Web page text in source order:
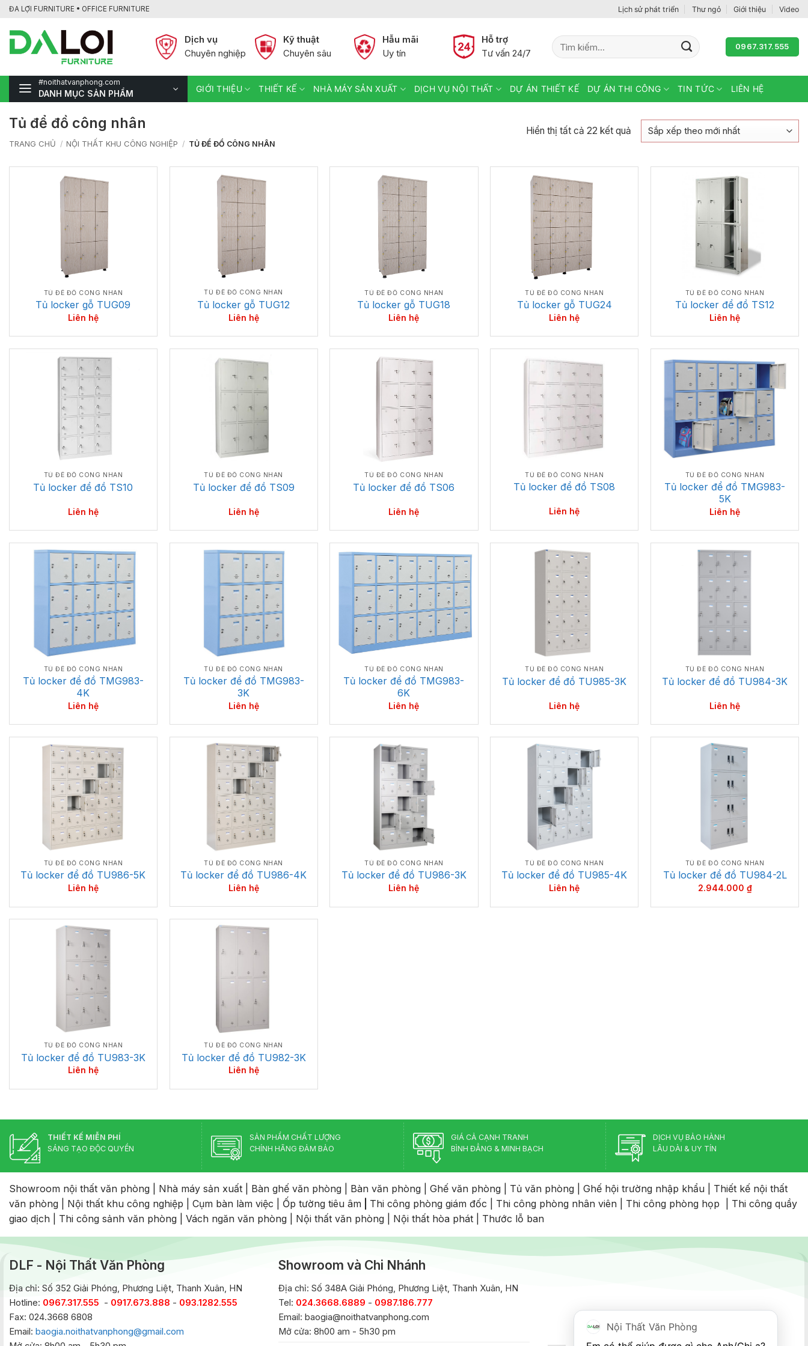
Bỏ
nội
dung
ĐA LỢI FURNITURE • OFFICE FURNITURE Lịch sử phát triển Thư ngỏ Giới thiệu Video
Dịch vụ
Chuyên nghiệp
Kỹ thuật
Chuyên sâu
Hẫu mãi
Uy tín
Hỗ trợ
Tư vấn 24/7
Tìm
kiếm:
0967.317.555
#noithatvanphong.com
DANH MỤC SẢN PHẨM GIỚI THIỆU THIẾT KẾ NHÀ MÁY SẢN XUẤT DỊCH VỤ NỘI THẤT DỰ ÁN THIẾT KẾ DỰ ÁN THI CÔNG TIN TỨC LIÊN HỆ
Tủ để đồ công nhân
TRANG CHỦ / NỘI THẤT KHU CÔNG NGHIỆP / TỦ ĐỂ ĐỒ CÔNG NHÂN
Hiển thị tất cả 22 kết quả
sắp
TỦ ĐỂ ĐỒ CÔNG NHÂN
Tủ locker gỗ TUG09
Liên hệ
TỦ ĐỂ ĐỒ CÔNG NHÂN
Tủ locker gỗ TUG12
Liên hệ
TỦ ĐỂ ĐỒ CÔNG NHÂN
Tủ locker gỗ TUG18
Liên hệ
TỦ ĐỂ ĐỒ CÔNG NHÂN
Tủ locker gỗ TUG24
Liên hệ
TỦ ĐỂ ĐỒ CÔNG NHÂN
Tủ locker để đồ TS12
Liên hệ
TỦ ĐỂ ĐỒ CÔNG NHÂN
Tủ locker để đồ TS10
Liên hệ
TỦ ĐỂ ĐỒ CÔNG NHÂN
Tủ locker để đồ TS09
Liên hệ
TỦ ĐỂ ĐỒ CÔNG NHÂN
Tủ locker để đồ TS06
Liên hệ
TỦ ĐỂ ĐỒ CÔNG NHÂN
Tủ locker để đồ TS08
Liên hệ
TỦ ĐỂ ĐỒ CÔNG NHÂN
Tủ locker để đồ TMG983-
5K
Liên hệ
TỦ ĐỂ ĐỒ CÔNG NHÂN
Tủ locker để đồ TMG983-
4K
Liên hệ
TỦ ĐỂ ĐỒ CÔNG NHÂN
Tủ locker để đồ TMG983-
3K
Liên hệ
TỦ ĐỂ ĐỒ CÔNG NHÂN
Tủ locker để đồ TMG983-
6K
Liên hệ
TỦ ĐỂ ĐỒ CÔNG NHÂN
Tủ locker để đồ TU985-3K
Liên hệ
TỦ ĐỂ ĐỒ CÔNG NHÂN
Tủ locker để đồ TU984-3K
Liên hệ
TỦ ĐỂ ĐỒ CÔNG NHÂN
Tủ locker để đồ TU986-5K
Liên hệ
TỦ ĐỂ ĐỒ CÔNG NHÂN
Tủ locker để đồ TU986-4K
Liên hệ
TỦ ĐỂ ĐỒ CÔNG NHÂN
Tủ locker để đồ TU986-3K
Liên hệ
TỦ ĐỂ ĐỒ CÔNG NHÂN
Tủ locker để đồ TU985-4K
Liên hệ
TỦ ĐỂ ĐỒ CÔNG NHÂN
Tủ locker để đồ TU984-2L
2.944.000 ₫
TỦ ĐỂ ĐỒ CÔNG NHÂN
Tủ locker để đồ TU983-3K
Liên hệ
TỦ ĐỂ ĐỒ CÔNG NHÂN
Tủ locker để đồ TU982-3K
Liên hệ
THIẾT KẾ MIỄN PHÍ
SÁNG TẠO ĐỘC QUYỀN
SẢN PHẨM CHẤT LƯỢNG
CHÍNH HÃNG ĐẢM BẢO
GIÁ CẢ CẠNH TRANH
BÌNH ĐẲNG & MINH BẠCH
DỊCH VỤ BẢO HÀNH
LÂU DÀI & UY TÍN
Showroom nội thất văn phòng Nhà máy sản xuất Bàn ghế văn phòng Bàn văn phòng Ghế văn phòng Tủ văn phòng Ghế hội trường nhập khẩu
Thiết kế nội thất
văn phòng
Nội thất khu công nghiệp Cụm bàn làm việc Ốp tường tiêu âm Thi công phòng giám đốc Thi công phòng nhân viên Thi công phòng họp
Thi công quầy
giao dịch
Thi công sảnh văn phòng Vách ngăn văn phòng Nội thất văn phòng Nội thất hòa phát Thước lỗ ban
DLF - Nội Thất Văn Phòng
Địa chỉ: Số 352 Giải Phóng, Phương Liệt, Thanh Xuân, HN
Hotline: 0967.317.555 - 0917.673.888 - 093.1282.555
Fax: 024.3668 6808
Email: baogia.noithatvanphong@gmail.com
Showroom và Chi Nhánh
Địa chỉ: Số 348A Giải Phóng, Phương Liệt, Thanh Xuân, HN
Tel: 024.3668.6889 - 0987.186.777
Email: baogia@noithatvanphong.com
Mở cửa: 8h00 am - 5h30 pm
Nội Thất Văn Phòng